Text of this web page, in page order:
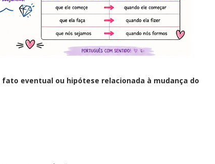
eventual ou hipótese relacionada à mudança do